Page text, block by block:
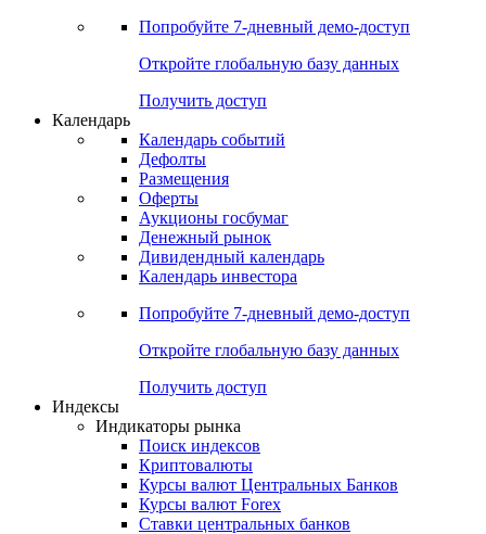
Попробуйте 7-дневный демо-доступ
Откройте глобальную базу данных
Получить доступ
Календарь
Календарь событий
Дефолты
Размещения
Оферты
Аукционы госбумаг
Денежный рынок
Дивидендный календарь
Календарь инвестора
Попробуйте 7-дневный демо-доступ
Откройте глобальную базу данных
Получить доступ
Индексы
Индикаторы рынка
Поиск индексов
Криптовалюты
Курсы валют Центральных Банков
Курсы валют Forex
Ставки центральных банков